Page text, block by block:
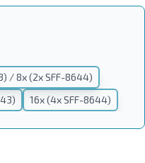
/ 8x (2x SFF-8644)
16x (4x SFF-8644)